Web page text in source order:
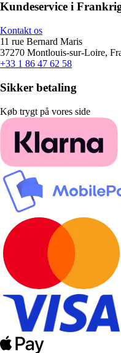
Kundeservice i
Kontakt os
11 rue Bernard Maris
37270 Montlouis-sur-Loire,
+33 1 86 47 62 58
Sikker betaling
Køb trygt på vores side